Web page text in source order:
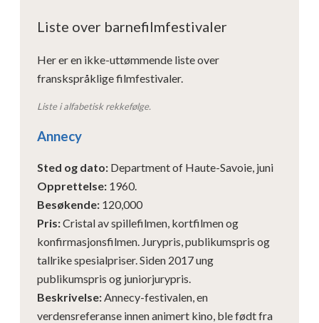
Liste over barnefilmfestivaler
Her er en ikke-uttømmende liste over
franskspråklige filmfestivaler.
Liste i alfabetisk rekkefølge.
Annecy
Sted og dato: Department of Haute-Savoie, juni
Opprettelse: 1960.
Besøkende: 120,000
Pris:Cristal av spillefilmen, kortfilmen og
konfirmasjonsfilmen. Jurypris, publikumspris og
tallrike spesialpriser. Siden 2017 ung
publikumspris og juniorjurypris.
Beskrivelse: Annecy-festivalen, en
verdensreferanse innen animert kino, ble født fra